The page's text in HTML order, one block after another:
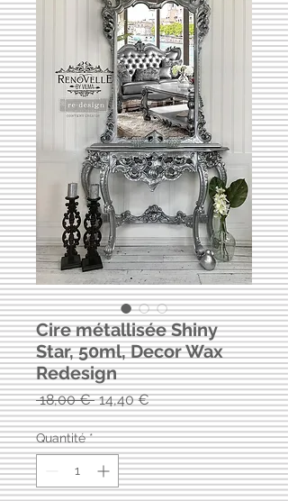
Cire métallisée Shiny
Star, 50ml, Decor Wax
Redesign
18,00 € Prix
original
14,40 €Prix
promotionnel
Quantité *